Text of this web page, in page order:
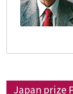
Japan prize